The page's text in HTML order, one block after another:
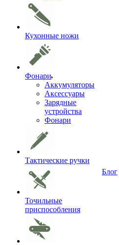
Кухонные ножи
Фонари
Аккумуляторы
Аксессуары
Зарядные
устройства
Фонари
Тактические ручки
Точильные
приспособления
Блог